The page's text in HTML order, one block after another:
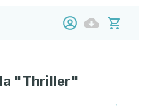
"Thriller"